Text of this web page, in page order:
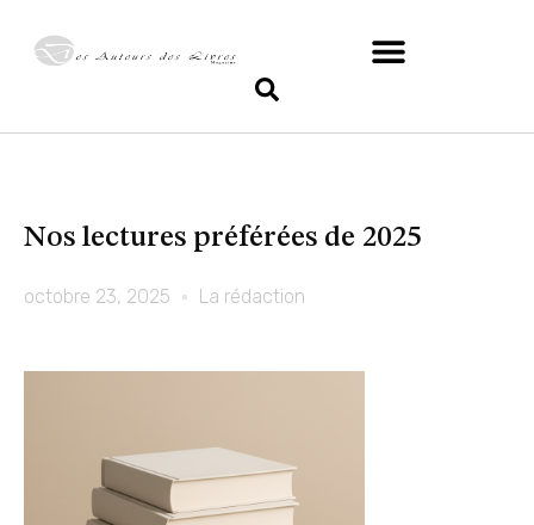
Nos lectures préférées de 2025
octobre 23, 2025 La rédaction